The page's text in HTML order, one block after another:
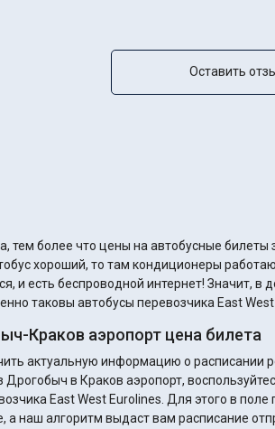
Оставить
тем более что цены на автобусные билеты
и есть беспроводной интернет! Значит, в
таковы автобусы перевозчика East West
Краков аэропорт цена билета
актуальную информацию о расписании
Дрогобыч в Краков аэропорт,
East West Eurolines. Для этого в поле
а наш алгоритм выдаст вам расписание